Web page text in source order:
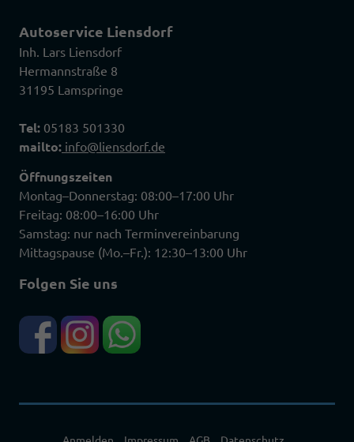
Autoservice Liensdorf
Inh. Lars Liensdorf
Hermannstraße 8
31195 Lamspringe
Tel: 05183 501330
mailto: info@liensdorf.de
Öffnungszeiten
Montag–Donnerstag: 08:00–17:00 Uhr
Freitag: 08:00–16:00 Uhr
Samstag: nur nach Terminvereinbarung
Mittagspause (Mo.–Fr.): 12:30–13:00 Uhr
Folgen Sie uns